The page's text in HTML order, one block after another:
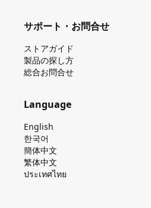
サポート・お問合せ
ストアガイド
製品の探し⽅
総合お問合せ
Language
English
한국어
簡体中文
繁体中文
ประเทศไทย